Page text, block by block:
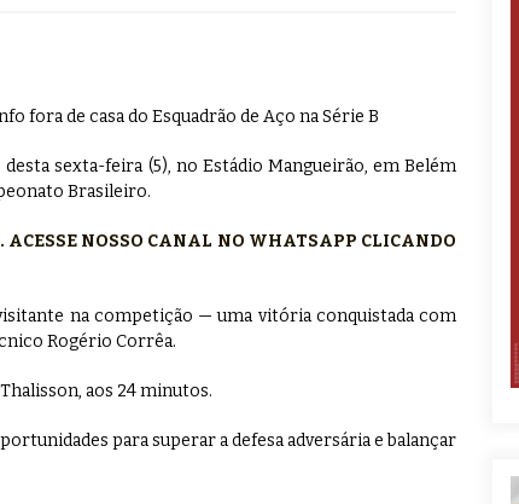
fora de casa do Esquadrão de Aço na Série B
sexta-feira (5), no Estádio Mangueirão, em Belém
Brasileiro.
NOSSO CANAL NO WHATSAPP CLICANDO
na competição — uma vitória conquistada com
Rogério Corrêa.
aos 24 minutos.
para superar a defesa adversária e balançar